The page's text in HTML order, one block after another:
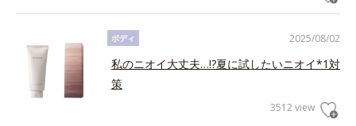
2025/08/02
ボディ
私のニオイ大丈夫…!?夏に試したいニオイ*1対
策
3512 view